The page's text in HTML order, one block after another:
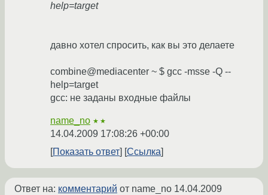
help=target
давно хотел спросить, как вы это делаете
combine@mediacenter ~ $ gcc -msse -Q --
help=target
gcc: не заданы входные файлы
name_no ★★
14.04.2009 17:08:26 +00:00
Показать ответ
Ссылка
Ответ на: комментарий от name_no 14.04.2009